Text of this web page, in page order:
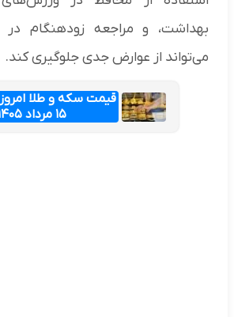
بهداشت، و مراجعه زودهنگام
می‌تواند از عوارض جدی جلوگیری کند.
قیمت سکه و طلا
۱۵ مرداد ۱۴۰۵